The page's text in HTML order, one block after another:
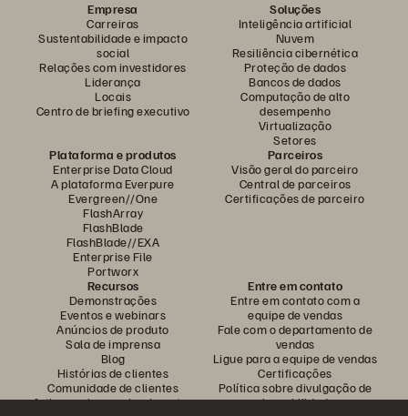
Empresa
Carreiras
Sustentabilidade e impacto
social
Relações com investidores
Liderança
Locais
Centro de briefing executivo
Soluções
Inteligência artificial
Nuvem
Resiliência cibernética
Proteção de dados
Bancos de dados
Computação de alto
desempenho
Virtualização
Setores
Plataforma e produtos
Enterprise Data Cloud
A plataforma Everpure
Evergreen//One
FlashArray
FlashBlade
FlashBlade//EXA
Enterprise File
Portworx
Parceiros
Visão geral do parceiro
Central de parceiros
Certificações de parceiro
Recursos
Demonstrações
Eventos e webinars
Anúncios de produto
Sala de imprensa
Blog
Histórias de clientes
Comunidade de clientes
Artigos sobre conhecimentos
Entre em contato
Entre em contato com a
equipe de vendas
Fale com o departamento de
vendas
Ligue para a equipe de vendas
Certificações
Política sobre divulgação de
vulnerabilidades